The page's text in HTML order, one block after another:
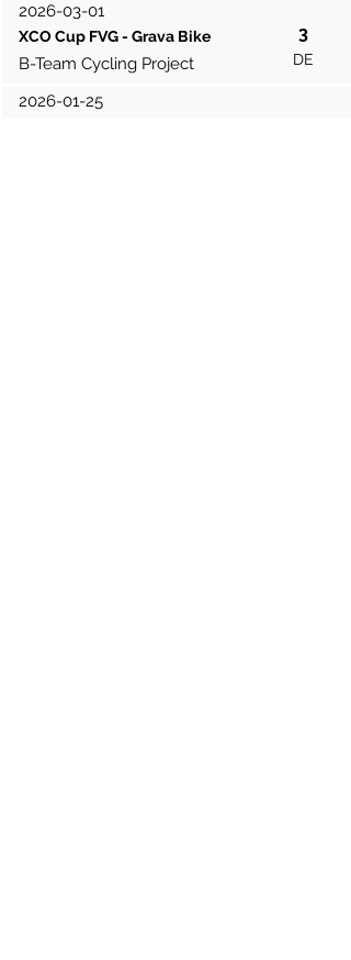
2026-03-01
XCO Cup FVG - Grava Bike 3
B-Team Cycling Project DE
2026-01-25